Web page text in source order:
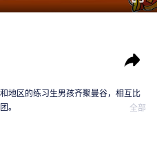
地区的练习生男孩齐聚曼谷，相互比
。
全部